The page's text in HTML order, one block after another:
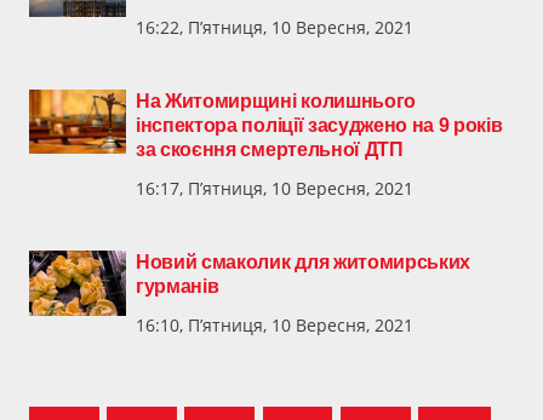
16:22, П’ятниця, 10 Вересня, 2021
На Житомирщині колишнього
інспектора поліції засуджено на 9 років
за скоєння смертельної ДТП
16:17, П’ятниця, 10 Вересня, 2021
Новий смаколик для житомирських
гурманів
16:10, П’ятниця, 10 Вересня, 2021